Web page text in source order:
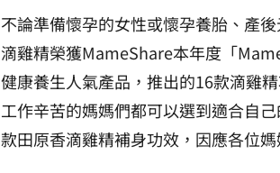
不論準備懷孕的女性或懷孕養胎、產
滴雞精榮獲MameShare本年度「
健康養生人氣產品，推出的16款滴雞
工作辛苦的媽媽們都可以選到適合自
款田原香滴雞精補身功效，因應各位